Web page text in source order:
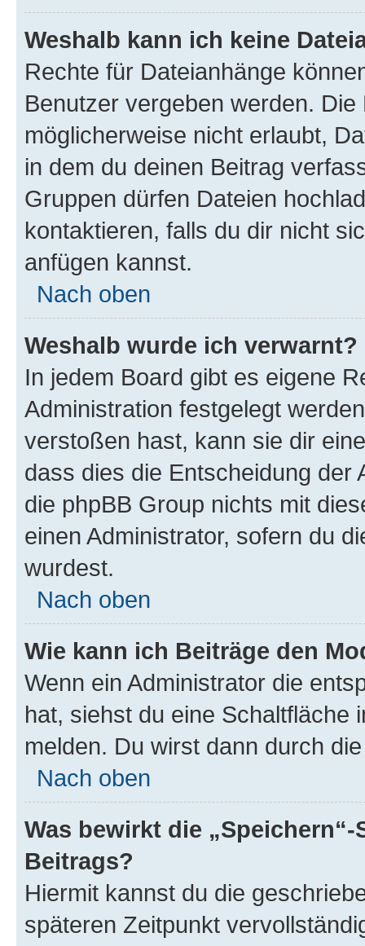
Weshalb kann ich keine
Rechte für Dateianhänge
Benutzer vergeben werden.
möglicherweise nicht erlaubt,
in dem du deinen Beitrag
Gruppen dürfen Dateien
kontaktieren, falls du dir nicht
anfügen kannst.
Nach oben
Weshalb wurde ich verwarnt?
In jedem Board gibt es eigene
Administration festgelegt
verstoßen hast, kann sie dir
dass dies die Entscheidung der
die phpBB Group nichts mit
einen Administrator, sofern du
wurdest.
Nach oben
Wie kann ich Beiträge den
Wenn ein Administrator die
hat, siehst du eine Schaltfläche
melden. Du wirst dann durch
Nach oben
Was bewirkt die
Beitrags?
Hiermit kannst du die
späteren Zeitpunkt